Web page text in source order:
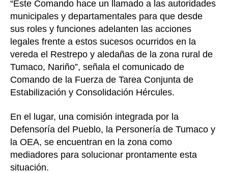
“Este Comando hace un llamado a las autoridades
municipales y departamentales para que desde
sus roles y funciones adelanten las acciones
legales frente a estos sucesos ocurridos en la
vereda el Restrepo y aledañas de la zona rural de
Tumaco, Nariño”, señala el comunicado de
Comando de la Fuerza de Tarea Conjunta de
Estabilización y Consolidación Hércules.
En el lugar, una comisión integrada por la
Defensoría del Pueblo, la Personería de Tumaco y
la OEA, se encuentran en la zona como
mediadores para solucionar prontamente esta
situación.